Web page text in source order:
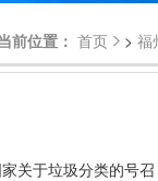
前位置： 首页 > 福
关于垃圾分类的号